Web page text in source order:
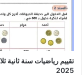
تقييم رياضيات سنة ثانية
2025